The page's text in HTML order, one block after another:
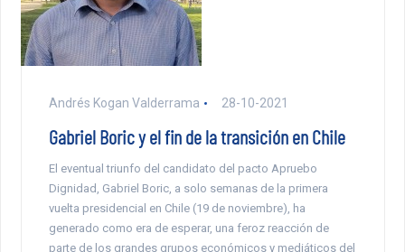
Andrés Kogan Valderrama 28-10-2021
Gabriel Boric y el fin de la transición en Chile
El eventual triunfo del candidato del pacto Apruebo
Dignidad, Gabriel Boric, a solo semanas de la primera
vuelta presidencial en Chile (19 de noviembre), ha
generado como era de esperar, una feroz reacción de
parte de los grandes grupos económicos y mediáticos del